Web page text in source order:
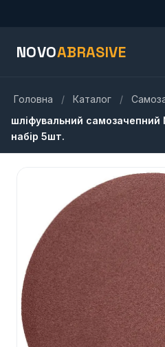
NOVOABRASIVE
Головна / Каталог /
шліфувальний самозачепний
набір 5шт.